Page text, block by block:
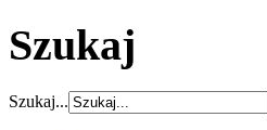
Szukaj
Szukaj...